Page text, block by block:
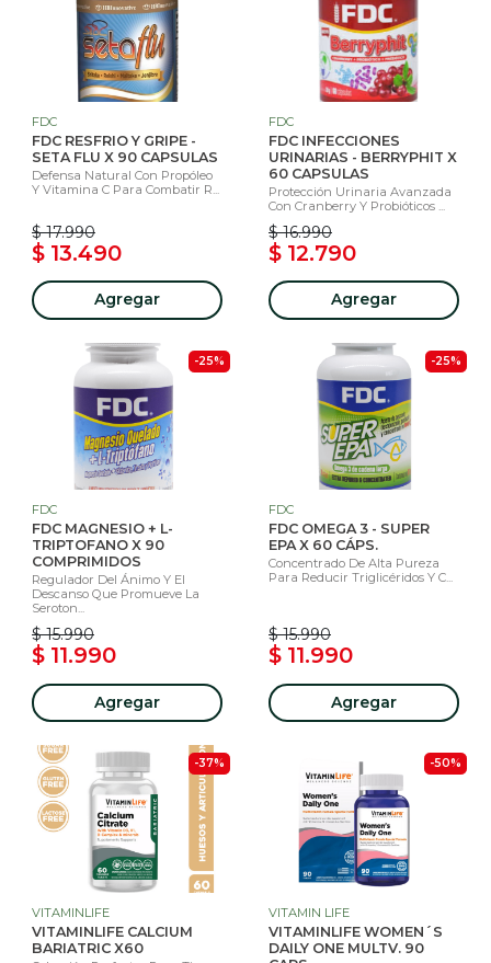
FDC
FDC RESFRIO Y GRIPE -
SETA FLU X 90 CAPSULAS
Defensa Natural Con Propóleo
Y Vitamina C Para Combatir R...
$ 17.990
$ 13.490
Agregar
FDC
FDC INFECCIONES
URINARIAS - BERRYPHIT X
60 CAPSULAS
Protección Urinaria Avanzada
Con Cranberry Y Probióticos ...
$ 16.990
$ 12.790
Agregar
-25%
FDC
FDC MAGNESIO + L-
TRIPTOFANO X 90
COMPRIMIDOS
Regulador Del Ánimo Y El
Descanso Que Promueve La
Seroton...
$ 15.990
$ 11.990
Agregar
-25%
FDC
FDC OMEGA 3 - SUPER
EPA X 60 CÁPS.
Concentrado De Alta Pureza
Para Reducir Triglicéridos Y C...
$ 15.990
$ 11.990
Agregar
-37%
VITAMINLIFE
VITAMINLIFE CALCIUM
BARIATRIC X60
-50%
VITAMIN LIFE
VITAMINLIFE WOMEN´S
DAILY ONE MULTV. 90